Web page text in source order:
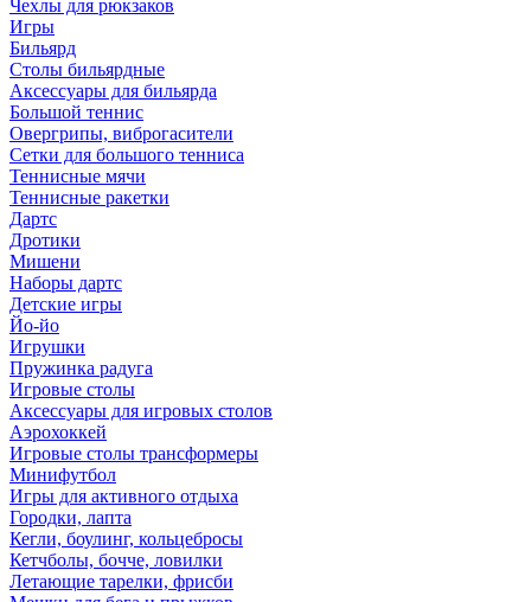
Чехлы для рюкзаков
Игры
Бильярд
Столы бильярдные
Аксессуары для бильярда
Большой теннис
Овергрипы, виброгасители
Сетки для большого тенниса
Теннисные мячи
Теннисные ракетки
Дартс
Дротики
Мишени
Наборы дартс
Детские игры
Йо-йо
Игрушки
Пружинка радуга
Игровые столы
Аксессуары для игровых столов
Аэрохоккей
Игровые столы трансформеры
Минифутбол
Игры для активного отдыха
Городки, лапта
Кегли, боулинг, кольцебросы
Кетчболы, бочче, ловилки
Летающие тарелки, фрисби